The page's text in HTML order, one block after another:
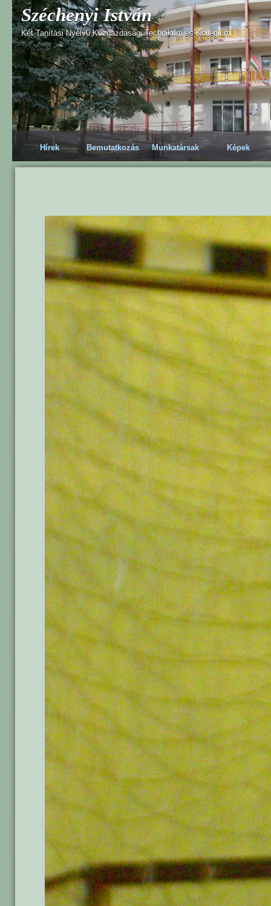
Széchenyi István
Két Tanítási Nyelvű Közgazdasági Technikum és Kollégium
Hírek Bemutatkozás Munkatársak Képek